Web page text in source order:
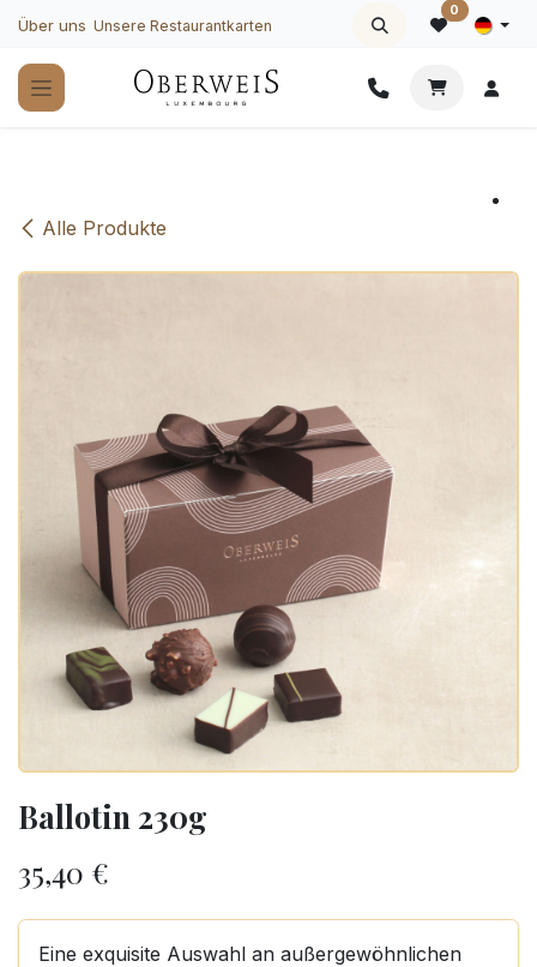
Zum Inhalt springen
Über uns Unsere Restaurantkarten
0
Alle Produkte
Ballotin 230g
35,40 €
Eine exquisite Auswahl an außergewöhnlichen